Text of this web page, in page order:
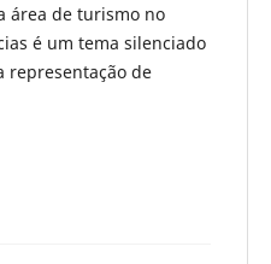
área de turismo no
é um tema silenciado
representação de